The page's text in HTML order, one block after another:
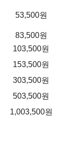
53,500원
83,500원
103,500원
153,500원
303,500원
503,500원
1,003,500원